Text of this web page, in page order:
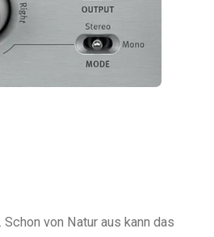
von Natur aus kann das